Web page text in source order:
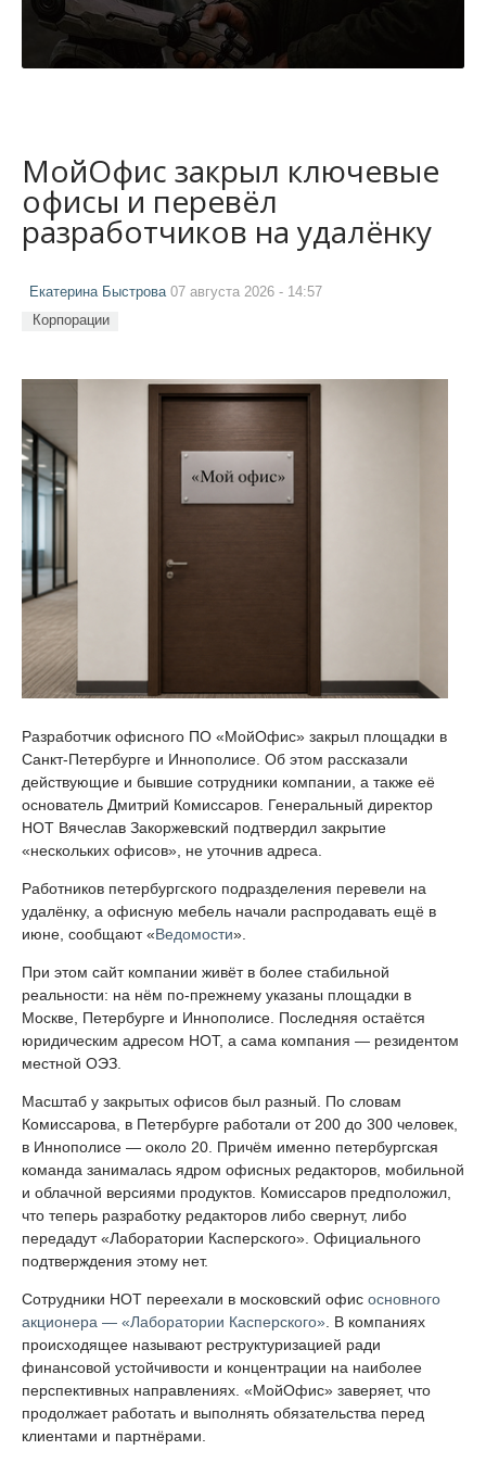
МойОфис закрыл ключевые
офисы и перевёл
разработчиков на удалёнку
Екатерина Быстрова 07 августа 2026 - 14:57
Корпорации
Разработчик офисного ПО «МойОфис» закрыл площадки в
Санкт-Петербурге и Иннополисе. Об этом рассказали
действующие и бывшие сотрудники компании, а также её
основатель Дмитрий Комиссаров. Генеральный директор
НОТ Вячеслав Закоржевский подтвердил закрытие
«нескольких офисов», не уточнив адреса.
Работников петербургского подразделения перевели на
удалёнку, а офисную мебель начали распродавать ещё в
июне, сообщают «Ведомости».
При этом сайт компании живёт в более стабильной
реальности: на нём по-прежнему указаны площадки в
Москве, Петербурге и Иннополисе. Последняя остаётся
юридическим адресом НОТ, а сама компания — резидентом
местной ОЭЗ.
Масштаб у закрытых офисов был разный. По словам
Комиссарова, в Петербурге работали от 200 до 300 человек,
в Иннополисе — около 20. Причём именно петербургская
команда занималась ядром офисных редакторов, мобильной
и облачной версиями продуктов. Комиссаров предположил,
что теперь разработку редакторов либо свернут, либо
передадут «Лаборатории Касперского». Официального
подтверждения этому нет.
Сотрудники НОТ переехали в московский офис основного
акционера — «Лаборатории Касперского». В компаниях
происходящее называют реструктуризацией ради
финансовой устойчивости и концентрации на наиболее
перспективных направлениях. «МойОфис» заверяет, что
продолжает работать и выполнять обязательства перед
клиентами и партнёрами.